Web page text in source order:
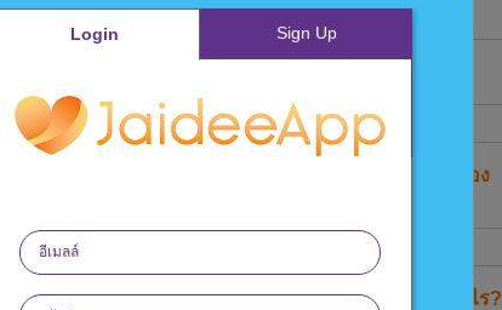
10. เหตุใดจึง ไม่มีการติดตามการคืนเงินตามจำนวนที่ถูกต้อง
11. ทำไมการคืนเงินของฉันจึงถูกปฏิเสธ? ฉันควรทำอย่างไร?
Login Sign Up